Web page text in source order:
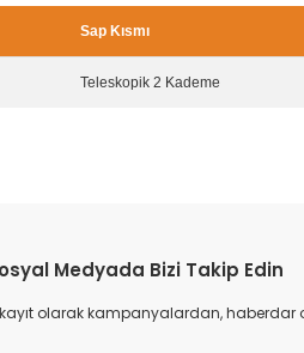
Sap Kısmı
Teleskopik 2 Kademe
Medyada Bizi Takip Edin
olarak kampanyalardan, haberdar